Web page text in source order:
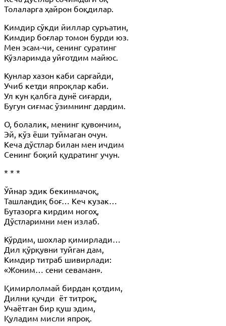
Толаларга ҳайрон боқдилар.
Кимдир сўкди йиллар суръатин,
Кимдир боғлар томон бурди юз.
Мен эсам-чи, сенинг суратинг
Кўзларимда уйғотдим майюс.
Кунлар хазон каби сарғайди,
Учиб кетди япроқлар каби.
Ул кун қалбга дунё сиғарди,
Бугун сиғмас ўзимнинг дардим.
О, болалик, менинг қувончим,
Эй, кўз ёши туймаган очун.
Кеча дўстлар билан мен ичдим
Сенинг боқий қудратинг учун.
* * *
Ўйнар эдик бекинмачоқ,
Ташландиқ боғ… Кеч кузак…
Бутазорга кирдим ногоҳ,
Дўстларимни мен излаб.
Кўрдим, шохлар қимирлади…
Дил қўрқувни туйган дам,
Кимдир титраб шивирлади:
«Жоним… сени севаман».
Қимирлолмай бирдан қотдим,
Дилни қучди ёт титроқ,
Учаётган бир қуш эдим,
Қуладим мисли япроқ.